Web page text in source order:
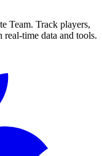
Team. Track players,
time data and tools.